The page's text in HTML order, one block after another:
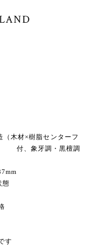
（木材×樹脂センターフ
、象牙調・黒檀調
態
す